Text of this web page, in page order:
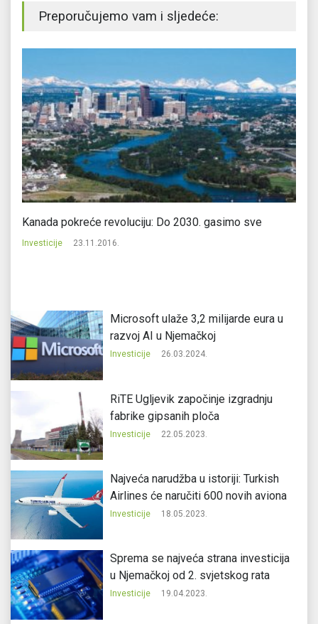
Preporučujemo vam i sljedeće:
Kanada pokreće revoluciju: Do 2030. gasimo sve
Investicije 23.11.2016.
Microsoft ulaže 3,2 milijarde eura u
razvoj AI u Njemačkoj
Investicije 26.03.2024.
RiTE Ugljevik započinje izgradnju
fabrike gipsanih ploča
Investicije 22.05.2023.
Najveća narudžba u istoriji: Turkish
Airlines će naručiti 600 novih aviona
Investicije 18.05.2023.
Sprema se najveća strana investicija
u Njemačkoj od 2. svjetskog rata
Investicije 19.04.2023.